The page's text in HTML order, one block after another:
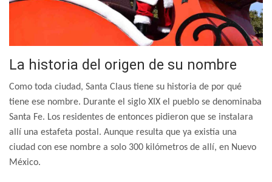
La historia del origen de su nombre
Como toda ciudad, Santa Claus tiene su historia de por qué
tiene ese nombre. Durante el siglo XIX el pueblo se denominaba
Santa Fe. Los residentes de entonces pidieron que se instalara
allí una estafeta postal. Aunque resulta que ya existía una
ciudad con ese nombre a solo 300 kilómetros de allí, en Nuevo
México.